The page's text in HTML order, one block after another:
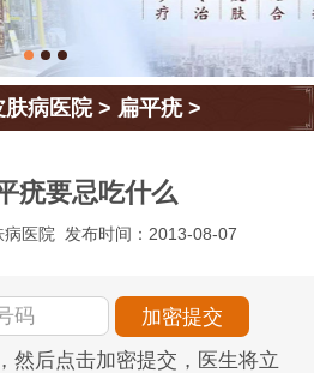
肤病医院> 扁平疣>
疣要忌吃什么
病医院 发布时间：2013-08-07
然后点击加密提交，医生将立